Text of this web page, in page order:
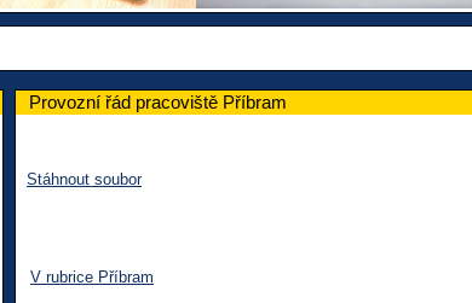
Provozní řád pracoviště Příbram
Stáhnout soubor
V rubrice Příbram